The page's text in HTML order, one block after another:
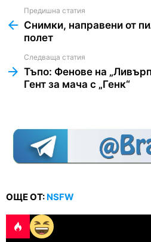
more
Предишна статия
Снимки, направени от
полет
Следваща статия
Тъпо: Фенове на
Гент за мача с „Генк“
ОЩЕ ОТ: NSFW